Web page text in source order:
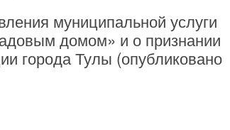
муниципальной услуги
домом» и о признании
города Тулы (опубликовано